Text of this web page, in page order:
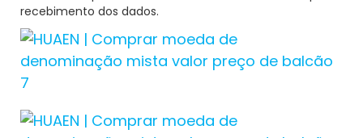
recebimento dos dados.